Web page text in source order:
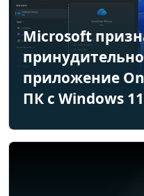
Microsoft
приложение
ПК с Windows 11